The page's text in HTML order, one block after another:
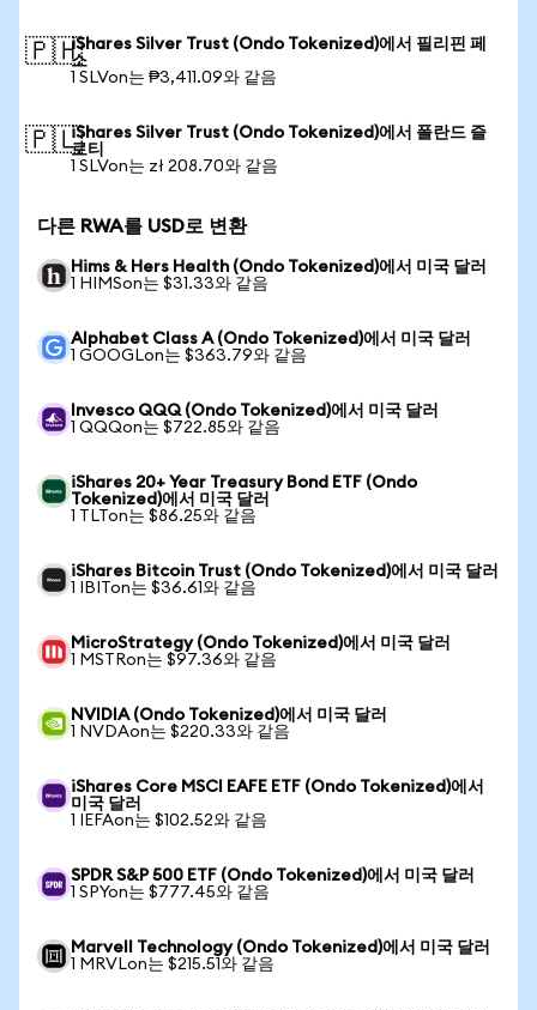
🇵🇭iShares Silver Trust (Ondo Tokenized)에서 필리핀 페
소
1 SLVon는 ₱3,411.09와 같음
🇵🇱iShares Silver Trust (Ondo Tokenized)에서 폴란드 즐
로티
1 SLVon는 zł 208.70와 같음
다른 RWA를 USD로 변환
Hims & Hers Health (Ondo Tokenized)에서 미국 달러
1 HIMSon는 $31.33와 같음
Alphabet Class A (Ondo Tokenized)에서 미국 달러
1 GOOGLon는 $363.79와 같음
Invesco QQQ (Ondo Tokenized)에서 미국 달러
1 QQQon는 $722.85와 같음
iShares 20+ Year Treasury Bond ETF (Ondo
Tokenized)에서 미국 달러
1 TLTon는 $86.25와 같음
iShares Bitcoin Trust (Ondo Tokenized)에서 미국 달러
1 IBITon는 $36.61와 같음
MicroStrategy (Ondo Tokenized)에서 미국 달러
1 MSTRon는 $97.36와 같음
NVIDIA (Ondo Tokenized)에서 미국 달러
1 NVDAon는 $220.33와 같음
iShares Core MSCI EAFE ETF (Ondo Tokenized)에서
미국 달러
1 IEFAon는 $102.52와 같음
SPDR S&P 500 ETF (Ondo Tokenized)에서 미국 달러
1 SPYon는 $777.45와 같음
Marvell Technology (Ondo Tokenized)에서 미국 달러
1 MRVLon는 $215.51와 같음